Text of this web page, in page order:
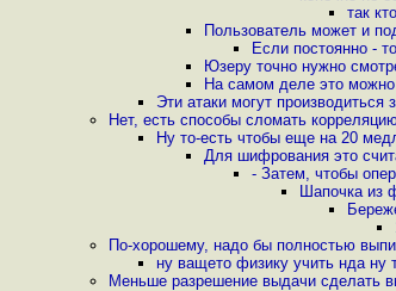
так
Пользователь может и
Если постоянно -
Юзеру точно нужно
На самом деле это
Эти атаки могут
Нет, есть способы сломать
Ну то-есть чтобы еще на 20
Для шифрования это
- Затем, чтобы
Шапочка из
По-хорошему, надо бы полностью
ну ващето физику учить нда ну
Меньше разрешение выдачи сделать